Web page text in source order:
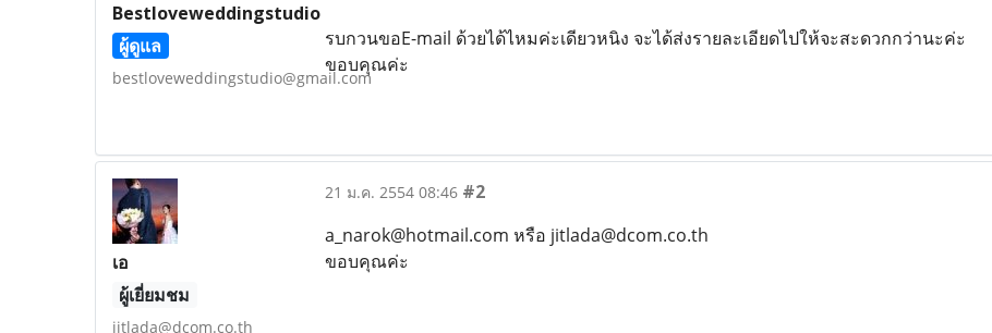
Bestloveweddingstudio
ผู้ดูแล
bestloveweddingstudio@gmail.com
รบกวนขอE-mail ด้วยได้ไหมค่ะเดียวหนิง จะได้ส่งรายละเอียดไปให้จะสะดวกกว่านะค่ะ
ขอบคุณค่ะ
เอ
ผู้เยี่ยมชม
jitlada@dcom.co.th
21 ม.ค. 2554 08:46 #2
a_narok@hotmail.com หรือ jitlada@dcom.co.th
ขอบคุณค่ะ